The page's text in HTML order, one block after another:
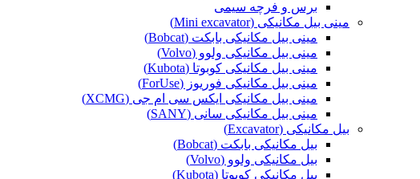
برس و فرچه سیمی
مینی بیل مکانیکی (Mini excavator)
مینی بیل مکانیکی بابکت (Bobcat)
مینی بیل مکانیکی ولوو (Volvo)
مینی بیل مکانیکی کوبوتا (Kubota)
مینی بیل مکانیکی فوریوز (ForUse)
مینی بیل مکانیکی ایکس سی ام جی (XCMG)
مینی بیل مکانیکی سانی (SANY)
بیل مکانیکی (Excavator)
بیل مکانیکی بابکت (Bobcat)
بیل مکانیکی ولوو (Volvo)
بیل مکانیکی کوبوتا (Kubota)